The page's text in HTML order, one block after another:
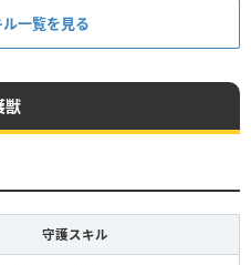
一覧を見る
獣
守護スキル